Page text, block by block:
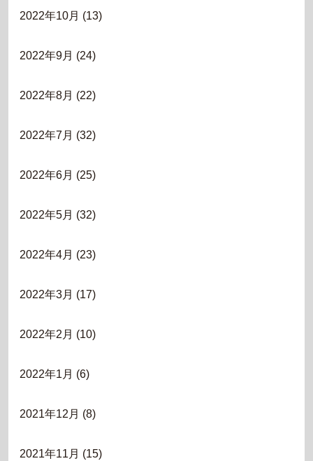
2022年10月 (13)
2022年9月 (24)
2022年8月 (22)
2022年7月 (32)
2022年6月 (25)
2022年5月 (32)
2022年4月 (23)
2022年3月 (17)
2022年2月 (10)
2022年1月 (6)
2021年12月 (8)
2021年11月 (15)